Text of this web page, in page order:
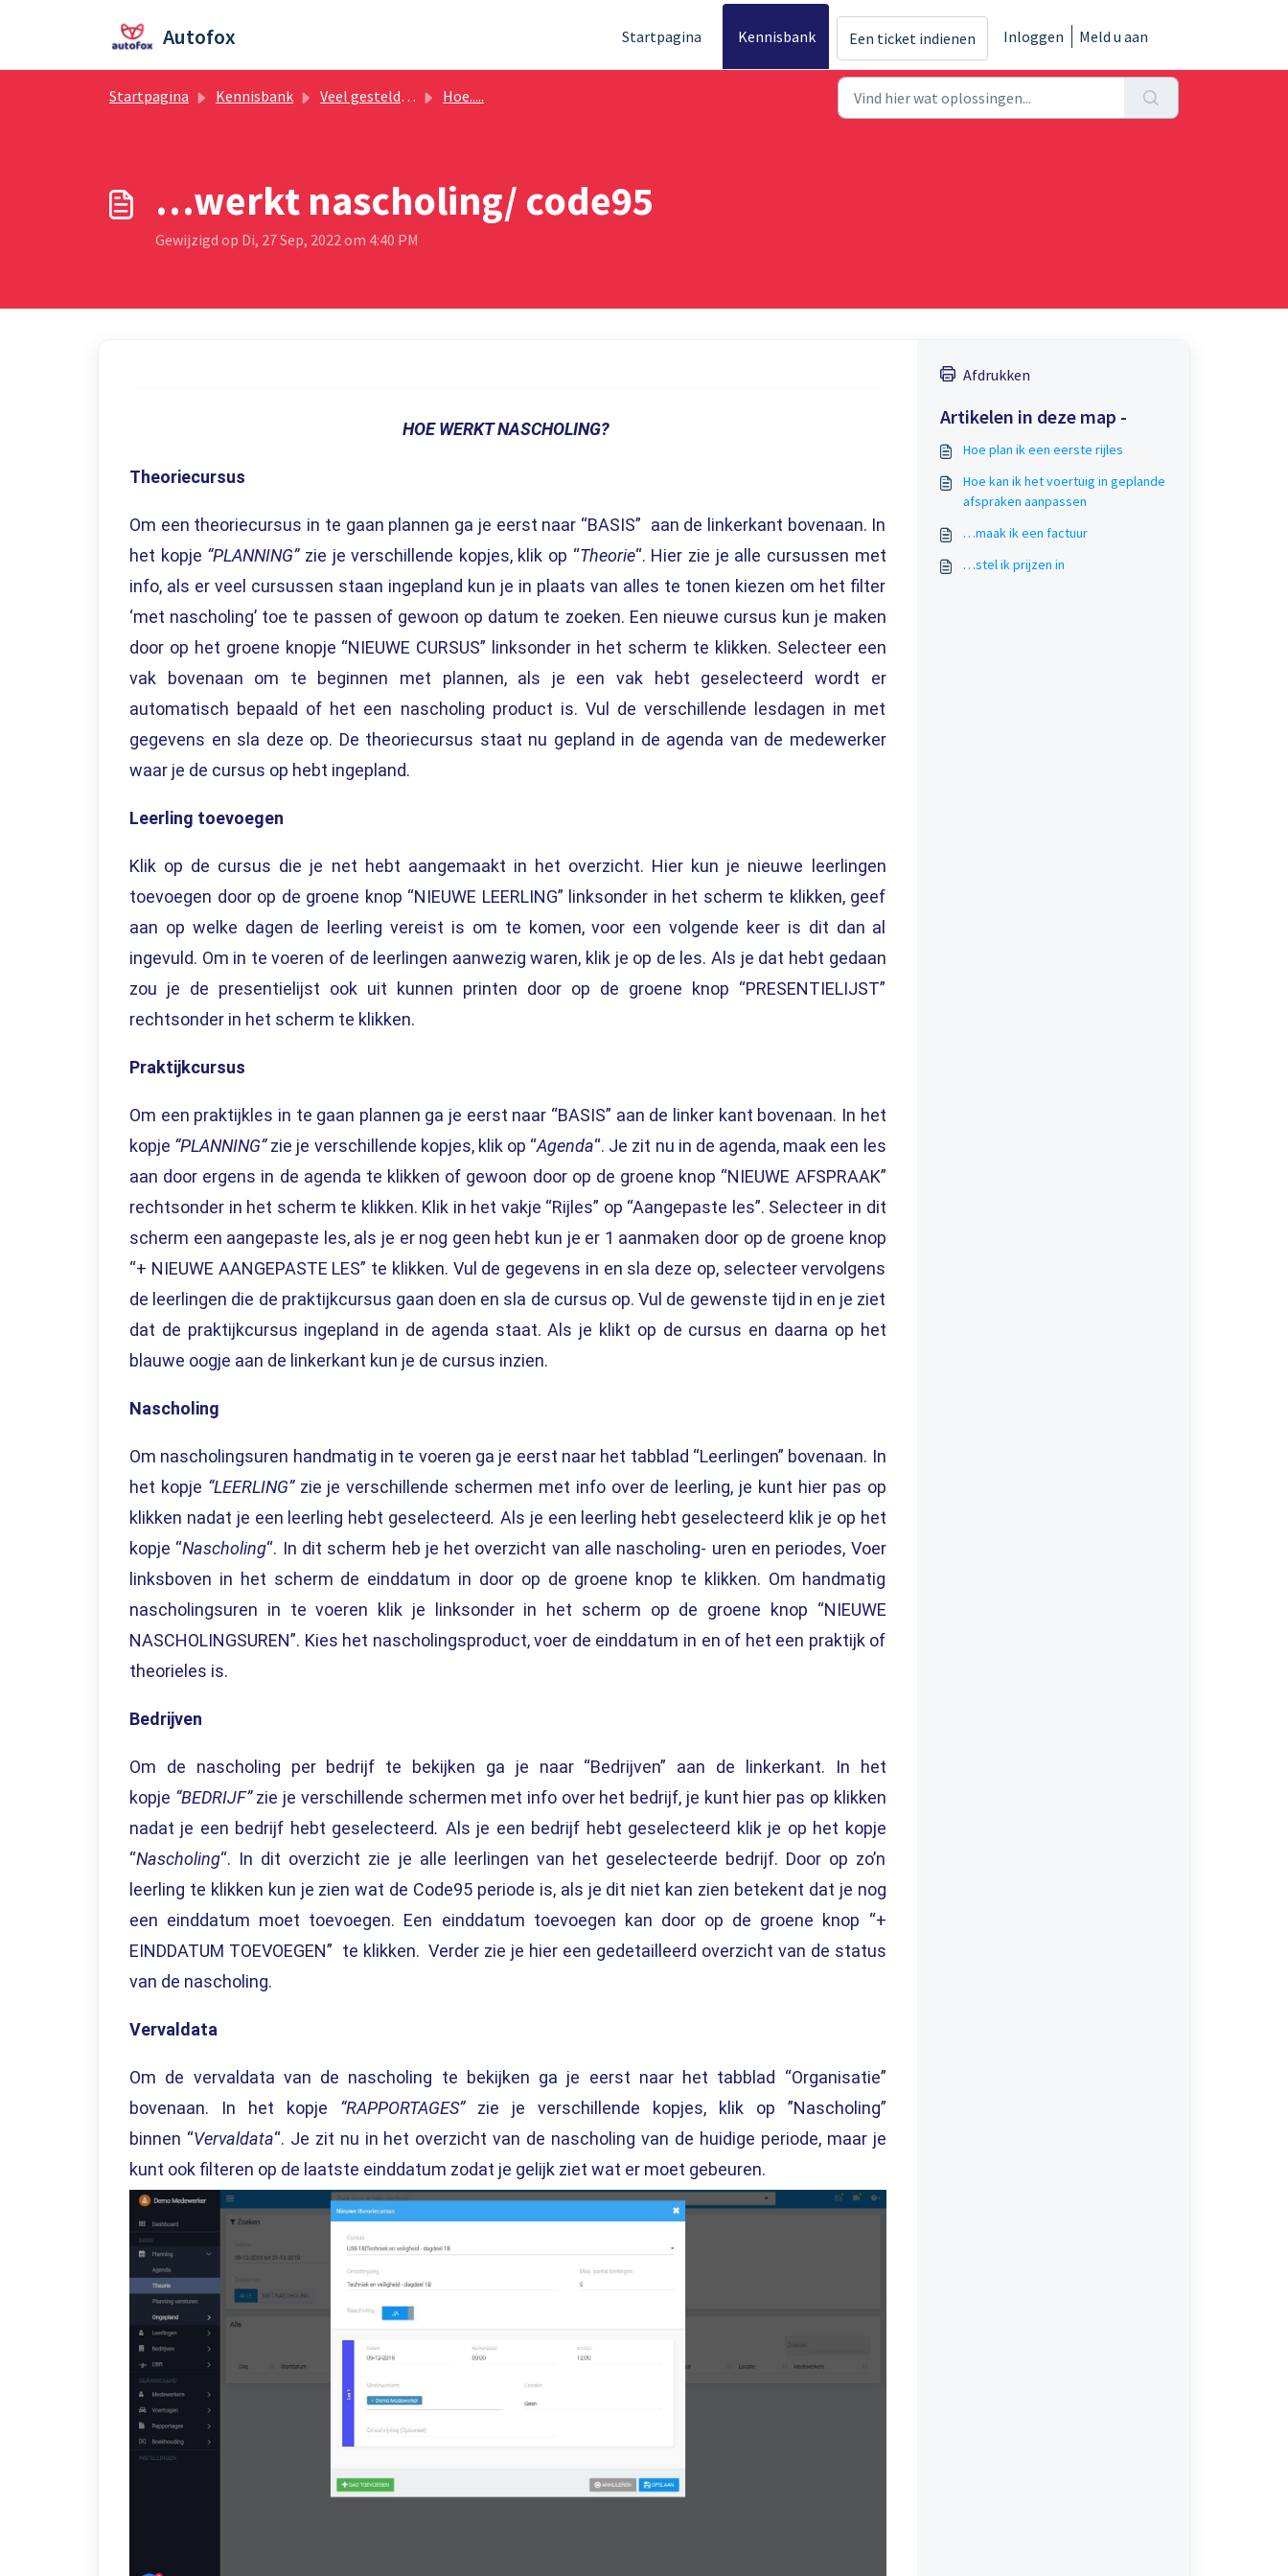
Autofox Startpagina Kennisbank Een ticket indienen Inloggen Meld u aan
Startpagina Kennisbank Veel gestelde vragen Autofox Hoe.....
…werkt nascholing/ code95
Gewijzigd op Di, 27 Sep, 2022 om 4:40 PM
HOE WERKT NASCHOLING?
Theoriecursus
Om een theoriecursus in te gaan plannen ga je eerst naar “BASIS” aan de linkerkant bovenaan. In
het kopje “PLANNING” zie je verschillende kopjes, klik op “Theorie“. Hier zie je alle cursussen met
info, als er veel cursussen staan ingepland kun je in plaats van alles te tonen kiezen om het filter
‘met nascholing’ toe te passen of gewoon op datum te zoeken. Een nieuwe cursus kun je maken
door op het groene knopje “NIEUWE CURSUS” linksonder in het scherm te klikken. Selecteer een
vak bovenaan om te beginnen met plannen, als je een vak hebt geselecteerd wordt er
automatisch bepaald of het een nascholing product is. Vul de verschillende lesdagen in met
gegevens en sla deze op. De theoriecursus staat nu gepland in de agenda van de medewerker
waar je de cursus op hebt ingepland.
Leerling toevoegen
Klik op de cursus die je net hebt aangemaakt in het overzicht. Hier kun je nieuwe leerlingen
toevoegen door op de groene knop “NIEUWE LEERLING” linksonder in het scherm te klikken, geef
aan op welke dagen de leerling vereist is om te komen, voor een volgende keer is dit dan al
ingevuld. Om in te voeren of de leerlingen aanwezig waren, klik je op de les. Als je dat hebt gedaan
zou je de presentielijst ook uit kunnen printen door op de groene knop “PRESENTIELIJST”
rechtsonder in het scherm te klikken.
Praktijkcursus
Om een praktijkles in te gaan plannen ga je eerst naar “BASIS” aan de linker kant bovenaan. In het
kopje “PLANNING”zie je verschillende kopjes, klik op “Agenda“. Je zit nu in de agenda, maak een les
aan door ergens in de agenda te klikken of gewoon door op de groene knop “NIEUWE AFSPRAAK”
rechtsonder in het scherm te klikken. Klik in het vakje “Rijles” op “Aangepaste les”. Selecteer in dit
scherm een aangepaste les, als je er nog geen hebt kun je er 1 aanmaken door op de groene knop
“+ NIEUWE AANGEPASTE LES” te klikken. Vul de gegevens in en sla deze op, selecteer vervolgens
de leerlingen die de praktijkcursus gaan doen en sla de cursus op. Vul de gewenste tijd in en je ziet
dat de praktijkcursus ingepland in de agenda staat. Als je klikt op de cursus en daarna op het
blauwe oogje aan de linkerkant kun je de cursus inzien.
Nascholing
Om nascholingsuren handmatig in te voeren ga je eerst naar het tabblad “Leerlingen” bovenaan. In
het kopje “LEERLING” zie je verschillende schermen met info over de leerling, je kunt hier pas op
klikken nadat je een leerling hebt geselecteerd. Als je een leerling hebt geselecteerd klik je op het
kopje “Nascholing“. In dit scherm heb je het overzicht van alle nascholing- uren en periodes, Voer
linksboven in het scherm de einddatum in door op de groene knop te klikken. Om handmatig
nascholingsuren in te voeren klik je linksonder in het scherm op de groene knop “NIEUWE
NASCHOLINGSUREN”. Kies het nascholingsproduct, voer de einddatum in en of het een praktijk of
theorieles is.
Bedrijven
Om de nascholing per bedrijf te bekijken ga je naar “Bedrijven” aan de linkerkant. In het
kopje “BEDRIJF”zie je verschillende schermen met info over het bedrijf, je kunt hier pas op klikken
nadat je een bedrijf hebt geselecteerd. Als je een bedrijf hebt geselecteerd klik je op het kopje
“Nascholing“. In dit overzicht zie je alle leerlingen van het geselecteerde bedrijf. Door op zo’n
leerling te klikken kun je zien wat de Code95 periode is, als je dit niet kan zien betekent dat je nog
een einddatum moet toevoegen. Een einddatum toevoegen kan door op de groene knop “+
EINDDATUM TOEVOEGEN” te klikken. Verder zie je hier een gedetailleerd overzicht van de status
van de nascholing.
Vervaldata
Om de vervaldata van de nascholing te bekijken ga je eerst naar het tabblad “Organisatie”
bovenaan. In het kopje “RAPPORTAGES” zie je verschillende kopjes, klik op ”Nascholing”
binnen “Vervaldata“. Je zit nu in het overzicht van de nascholing van de huidige periode, maar je
kunt ook filteren op de laatste einddatum zodat je gelijk ziet wat er moet gebeuren.
Afdrukken
Artikelen in deze map -
Hoe plan ik een eerste rijles
Hoe kan ik het voertuig in geplande
afspraken aanpassen
…maak ik een factuur
…stel ik prijzen in